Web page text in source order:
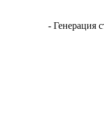
- Генерация